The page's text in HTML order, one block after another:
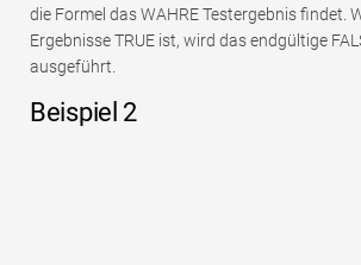
die Formel das WAHRE Testergebnis findet.
Ergebnisse TRUE ist, wird das endgültige
ausgeführt.
Beispiel 2